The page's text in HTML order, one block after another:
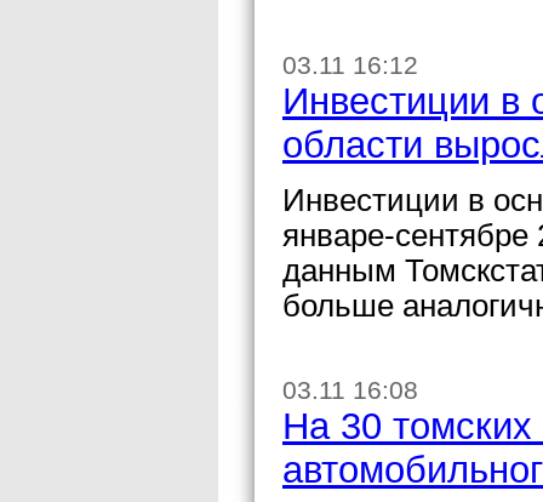
03.11 16:12
Инвестиции в
области
Инвестиции в
январе-сентябре
данным
больше
03.11 16:08
На 30